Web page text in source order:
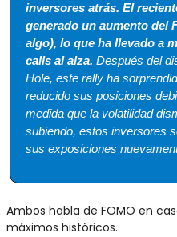
inversores atrás. El
generado un aumento del
algo), lo que ha llevado a
calls al alza. Después del
Hole, este rally ha
reducido sus posiciones
medida que la volatilidad
subiendo, estos inversores
sus exposiciones
Ambos habla de FOMO en
máximos históricos.